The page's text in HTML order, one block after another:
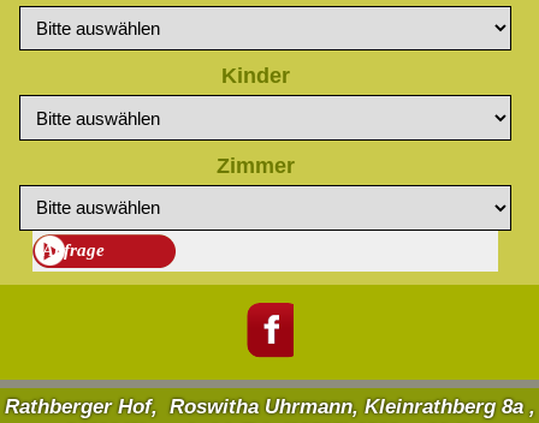
Kinder
Zimmer
Rathberger Hof, Roswitha Uhrmann, Kleinrathberg 8a ,